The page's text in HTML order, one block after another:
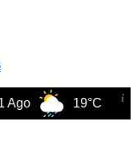
19°C